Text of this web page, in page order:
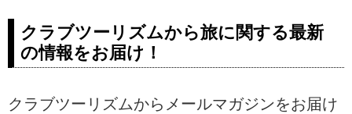
クラブツーリズムから旅に関する最新
の情報をお届け！
クラブツーリズムからメールマガジンをお届け